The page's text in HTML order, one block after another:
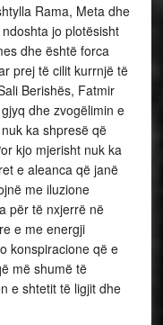
Rama, Meta dhe
jo plotësisht
dhe është forca
prej të cilit kurrnjë të
Berishës, Fatmir
dhe zvogëlimin e
ka shpresë që
kjo mjerisht nuk ka
e aleanca që janë
me iluzione
për të nxjerrë në
e me energji
konspiracione që e
më shumë të
e shtetit të ligjit dhe